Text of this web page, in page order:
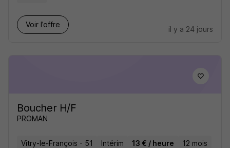
Voir l’offre
il y a 24 jours
Boucher H/F
PROMAN
Vitry-le-François - 51 Intérim 13 € / heure 12 mois